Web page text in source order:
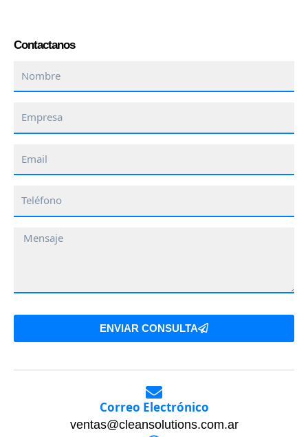
Contactanos
Nombre
Empresa
Teléfono
Mensaje
ENVIAR CONSULTA
Correo Electrónico
ventas@cleansolutions.com.ar